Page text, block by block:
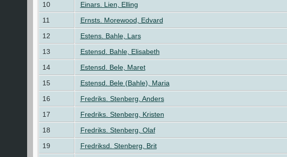
10
Einars. Lien, Elling
11
Ernsts. Morewood, Edvard
12
Estens. Bahle, Lars
13
Estensd. Bahle, Elisabeth
14
Estensd. Bele, Maret
15
Estensd. Bele (Bahle), Maria
16
Fredriks. Stenberg, Anders
17
Fredriks. Stenberg, Kristen
18
Fredriks. Stenberg, Olaf
19
Fredriksd. Stenberg, Brit